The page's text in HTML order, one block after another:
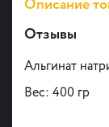
Описание
Отзывы
Альгинат
Вес: 400 гр